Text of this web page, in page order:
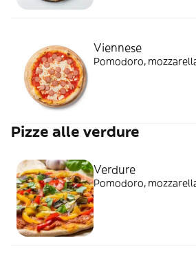
Viennese
Pomodoro,
Pizze alle verdure
Verdure
Pomodoro,